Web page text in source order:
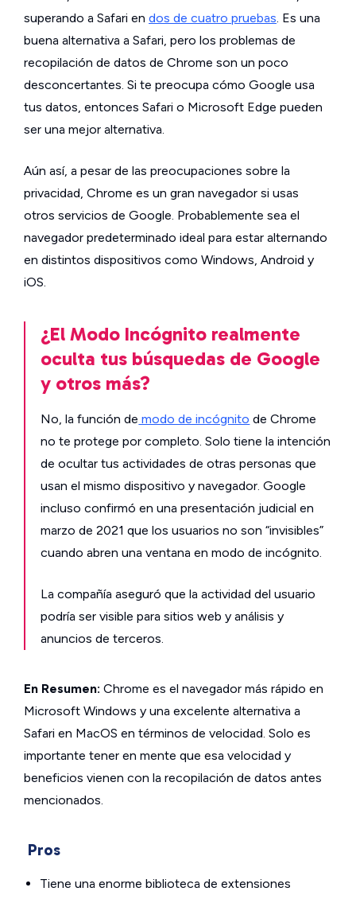
superando a Safari en dos de cuatro pruebas. Es una
buena alternativa a Safari, pero los problemas de
recopilación de datos de Chrome son un poco
desconcertantes. Si te preocupa cómo Google usa
tus datos, entonces Safari o Microsoft Edge pueden
ser una mejor alternativa.
Aún así, a pesar de las preocupaciones sobre la
privacidad, Chrome es un gran navegador si usas
otros servicios de Google. Probablemente sea el
navegador predeterminado ideal para estar alternando
en distintos dispositivos como Windows, Android y
iOS.
¿El Modo Incógnito realmente
oculta tus búsquedas de Google
y otros más?
No, la función de modo de incógnito de Chrome
no te protege por completo. Solo tiene la intención
de ocultar tus actividades de otras personas que
usan el mismo dispositivo y navegador. Google
incluso confirmó en una presentación judicial en
marzo de 2021 que los usuarios no son “invisibles”
cuando abren una ventana en modo de incógnito.
La compañía aseguró que la actividad del usuario
podría ser visible para sitios web y análisis y
anuncios de terceros.
En Resumen: Chrome es el navegador más rápido en
Microsoft Windows y una excelente alternativa a
Safari en MacOS en términos de velocidad. Solo es
importante tener en mente que esa velocidad y
beneficios vienen con la recopilación de datos antes
mencionados.
Pros
Tiene una enorme biblioteca de extensiones